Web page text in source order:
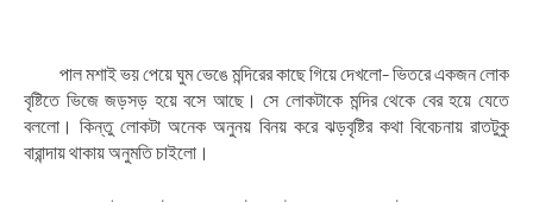
পাল মশাই ভয় পেয়ে ঘুম ভেঙে মন্দিরের কাছে গিয়ে দেখলো- ভিতরে একজন লোক
বৃষ্টিতে ভিজে জড়সড় হয়ে বসে আছে। সে লোকটাকে মন্দির থেকে বের হয়ে যেতে
বললো। কিন্তু লোকটা অনেক অনুনয় বিনয় করে ঝড়বৃষ্টির কথা বিবেচনায় রাতটুকু
বারান্দায় থাকায় অনুমতি চাইলো।